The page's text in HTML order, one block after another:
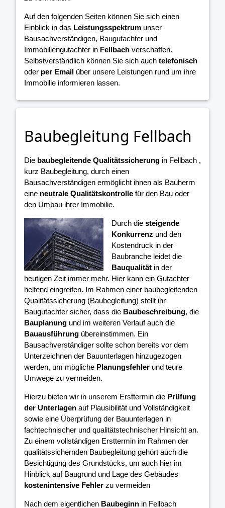
Auf den folgenden Seiten können Sie sich einen
Einblick in das Leistungsspektrum unser
Bausachverständigen, Baugutachter und
Immobiliengutachter in Fellbach verschaffen.
Selbstverständlich können Sie sich auch telefonisch
oder per Email über unsere Leistungen rund um ihre
Immobilie informieren lassen.
Baubegleitung Fellbach
Die baubegleitende Qualitätssicherung in Fellbach ,
kurz Baubegleitung, durch einen
Bausachverständigen ermöglicht ihnen als Bauherrn
eine neutrale Qualitätskontrolle für den Bau oder
den Umbau ihrer Immobilie.
Durch diesteigende
Konkurrenz und den
Kostendruck in der
Baubranche leidet die
Bauqualität in der
heutigen Zeit immer mehr. Hier kann ein Gutachter
helfend eingreifen. Im Rahmen einer baubegleitenden
Qualitätssicherung (Baubegleitung) stellt ihr
Baugutachter sicher, dass die Baubeschreibung, die
Bauplanung und im weiteren Verlauf auch die
Bauausführung übereinstimmen. Ein
Bausachverständiger sollte schon bereits vor dem
Unterzeichnen der Bauunterlagen hinzugezogen
werden, um mögliche Planungsfehler und teure
Umwege zu vermeiden.
Hierzu bieten wir in unserem Ersttermin die Prüfung
der Unterlagen auf Plausibilität und Vollständigkeit
sowie eine Überprüfung der Bauunterlagen in
fachtechnischer und qualitätstechnischer Hinsicht an.
Zu einem vollständigen Ersttermin im Rahmen der
qualitätssichernden Baubegleitung gehört auch die
Besichtigung des Grundstücks, um auch hier im
Hinblick auf Baugrund und Lage des Gebäudes
kostenintensive Fehler zu vermeiden
Nach dem eigentlichen Baubeginn in Fellbach